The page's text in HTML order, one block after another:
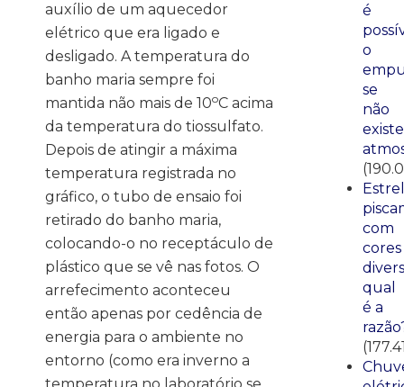
auxílio de um aquecedor
elétrico que era ligado e
desligado. A temperatura do
banho maria sempre foi
mantida não mais de 10oC acima
da temperatura do tiossulfato.
Depois de atingir a máxima
temperatura registrada no
gráfico, o tubo de ensaio foi
retirado do banho maria,
colocando-o no receptáculo de
plástico que se vê nas fotos. O
arrefecimento aconteceu
então apenas por cedência de
energia para o ambiente no
entorno (como era inverno a
é
o
se
não
existe
com
cores
qual
é a